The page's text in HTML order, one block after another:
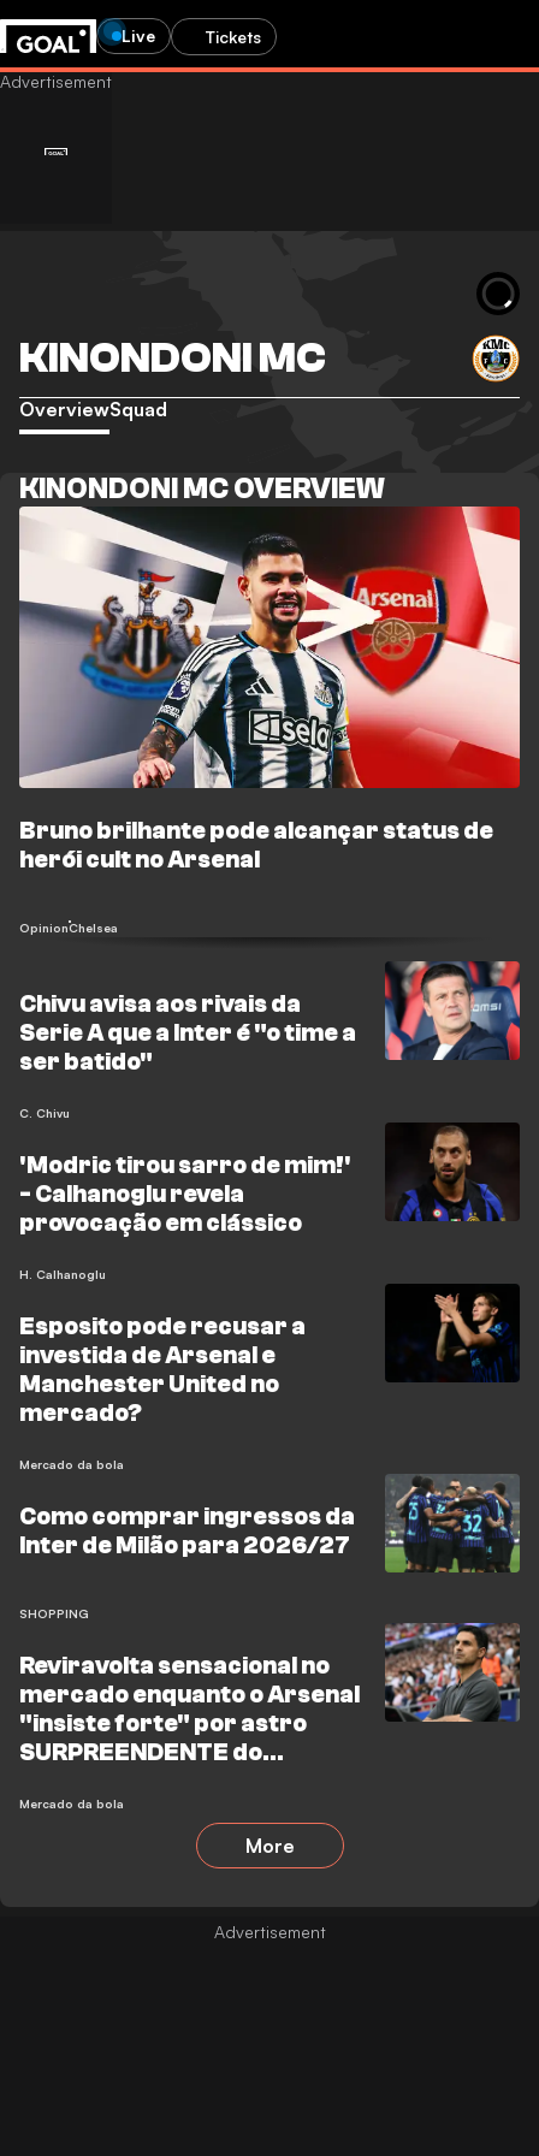
Live Tickets
KINONDONI MC
OverviewSquad
KINONDONI MC OVERVIEW
Bruno brilhante pode alcançar status de
herói cult no Arsenal
OpinionChelsea
Chivu avisa aos rivais da
Serie A que a Inter é "o time a
ser batido"
C. Chivu
'Modric tirou sarro de mim!'
- Calhanoglu revela
provocação em clássico
H. Calhanoglu
Esposito pode recusar a
investida de Arsenal e
Manchester United no
mercado?
Mercado da bola
Como comprar ingressos da
Inter de Milão para 2026/27
SHOPPING
Reviravolta sensacional no
mercado enquanto o Arsenal
"insiste forte" por astro
SURPREENDENTE do
Mercado da bola
More